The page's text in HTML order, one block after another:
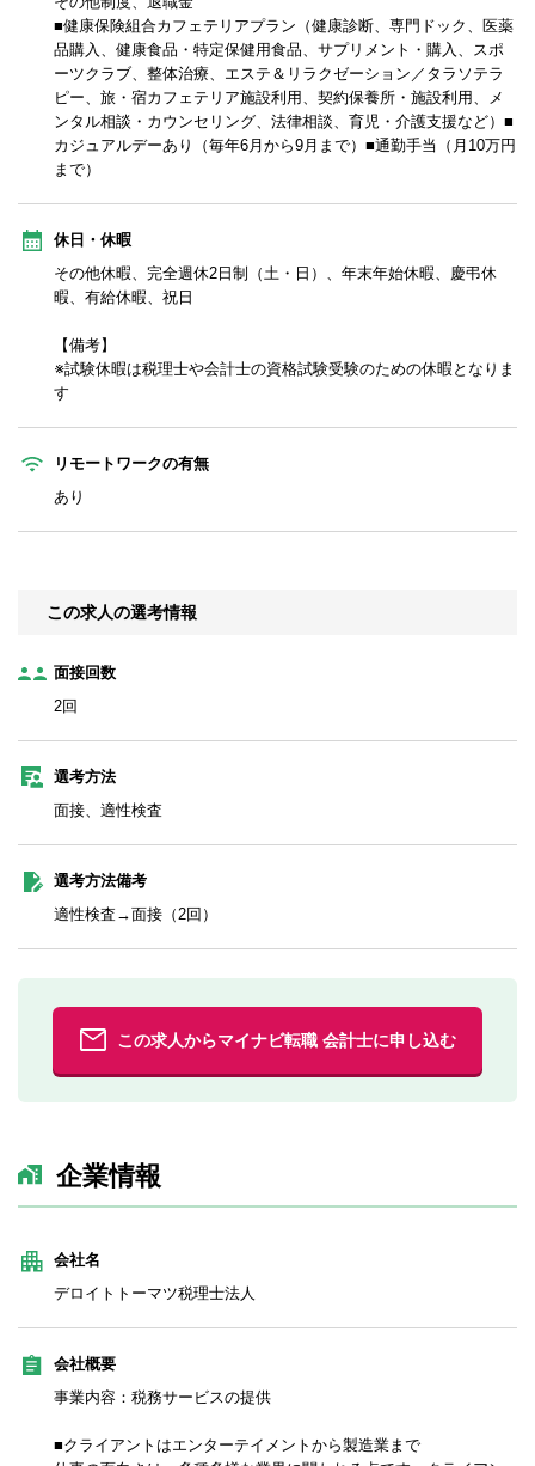
■健康保険組合カフェテリアプラン（健康診断、専門ドック、医薬
品購入、健康食品・特定保健用食品、サプリメント・購入、スポ
ーツクラブ、整体治療、エステ＆リラクゼーション／タラソテラ
ピー、旅・宿カフェテリア施設利用、契約保養所・施設利用、メ
ンタル相談・カウンセリング、法律相談、育児・介護支援など）■
カジュアルデーあり（毎年6月から9月まで）■通勤手当（月10万円
まで）
休日・休暇
その他休暇、完全週休2日制（土・日）、年末年始休暇、慶弔休
暇、有給休暇、祝日
【備考】
※試験休暇は税理士や会計士の資格試験受験のための休暇となりま
す
リモートワークの有無
あり
この求人の選考情報
面接回数
2回
選考方法
面接、適性検査
選考方法備考
適性検査→面接（2回）
この求人からマイナビ転職 会計士に申し込む
企業情報
会社名
デロイトトーマツ税理士法人
会社概要
事業内容：税務サービスの提供
■クライアントはエンターテイメントから製造業まで